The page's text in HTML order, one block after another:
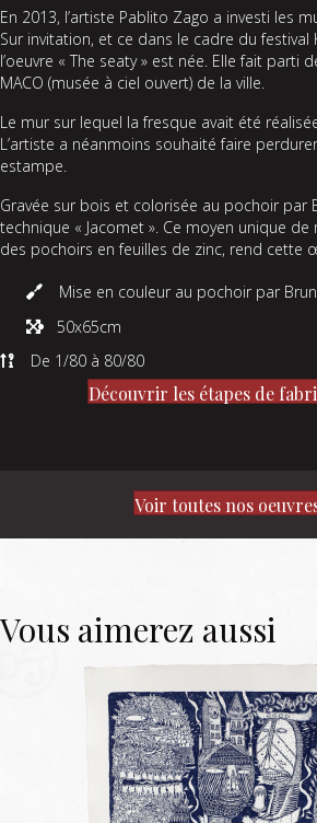
seaty
En 2013, l’artiste Pablito Zago a investi les
Sur invitation, et ce dans le cadre du festival
l’oeuvre « The seaty » est née. Elle fait parti
MACO (musée à ciel ouvert) de la ville.
Le mur sur lequel la fresque avait été
L’artiste a néanmoins souhaité faire
estampe.
Gravée sur bois et colorisée au pochoir par
technique « Jacomet ». Ce moyen unique de
des pochoirs en feuilles de zinc, rend cette
Mise en couleur au pochoir par
50x65cm
De 1/80 à 80/80
Découvrir les étapes de
Voir toutes nos
Vous aimerez aussi